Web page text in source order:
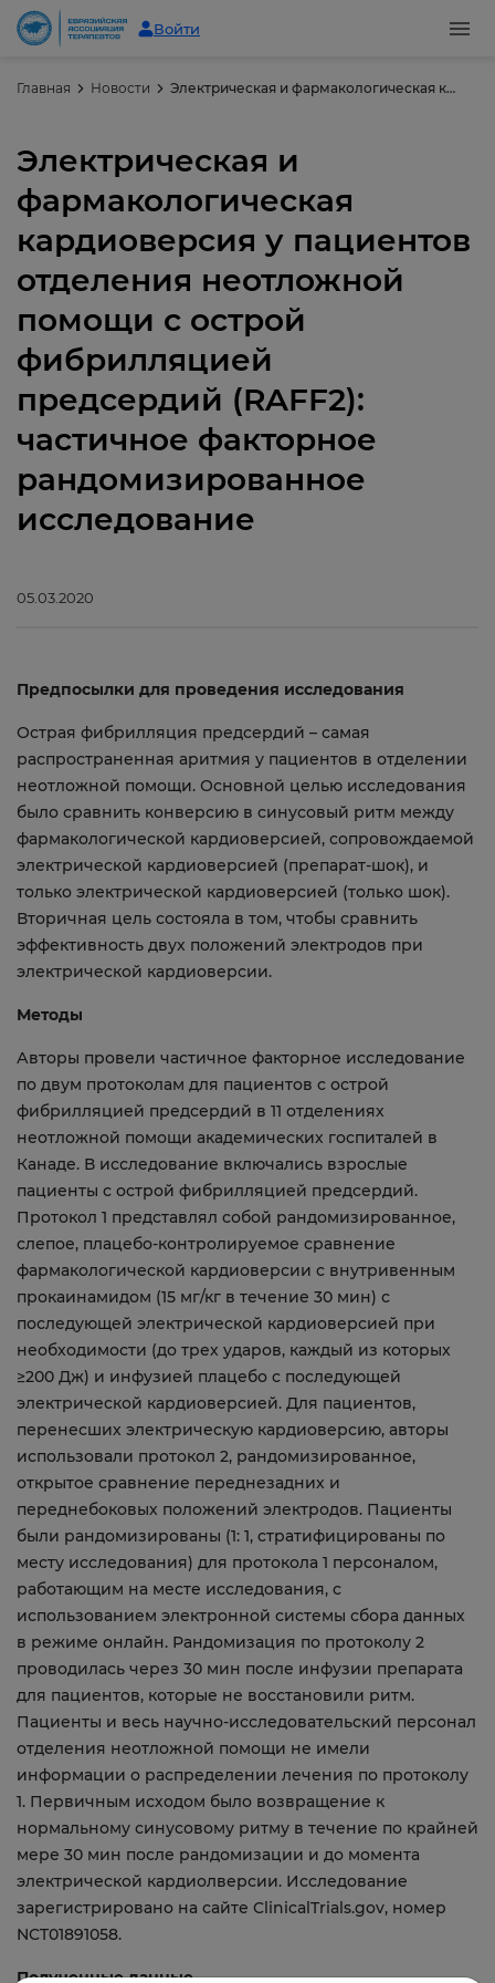
Войти
Главная Новости Электрическая и фармакологическая кардиоверсия у пациентов отделения неотложной помощи с острой фибрилляцией предсердий (RAFF2): частичное факторное рандомизированное исследование
Электрическая и
фармакологическая
кардиоверсия у пациентов
отделения неотложной
помощи с острой
фибрилляцией
предсердий (RAFF2):
частичное факторное
рандомизированное
исследование
05.03.2020
Предпосылки для проведения исследования
Острая фибрилляция предсердий – самая
распространенная аритмия у пациентов в отделении
неотложной помощи. Основной целью исследования
было сравнить конверсию в синусовый ритм между
фармакологической кардиоверсией, сопровождаемой
электрической кардиоверсией (препарат-шок), и
только электрической кардиоверсией (только шок).
Вторичная цель состояла в том, чтобы сравнить
эффективность двух положений электродов при
электрической кардиоверсии.
Методы
Авторы провели частичное факторное исследование
по двум протоколам для пациентов с острой
фибрилляцией предсердий в 11 отделениях
неотложной помощи академических госпиталей в
Канаде. В исследование включались взрослые
пациенты с острой фибрилляцией предсердий.
Протокол 1 представлял собой рандомизированное,
слепое, плацебо-контролируемое сравнение
фармакологической кардиоверсии с внутривенным
прокаинамидом (15 мг/кг в течение 30 мин) с
последующей электрической кардиоверсией при
необходимости (до трех ударов, каждый из которых
≥200 Дж) и инфузией плацебо с последующей
электрической кардиоверсией. Для пациентов,
перенесших электрическую кардиоверсию, авторы
использовали протокол 2, рандомизированное,
открытое сравнение переднезадних и
переднебоковых положений электродов. Пациенты
были рандомизированы (1: 1, стратифицированы по
месту исследования) для протокола 1 персоналом,
работающим на месте исследования, с
использованием электронной системы сбора данных
в режиме онлайн. Рандомизация по протоколу 2
проводилась через 30 мин после инфузии препарата
для пациентов, которые не восстановили ритм.
Пациенты и весь научно-исследовательский персонал
отделения неотложной помощи не имели
информации о распределении лечения по протоколу
1. Первичным исходом было возвращение к
нормальному синусовому ритму в течение по крайней
мере 30 мин после рандомизации и до момента
электрической кардиолверсии. Исследование
зарегистрировано на сайте ClinicalTrials.gov, номер
NCT01891058.
Полученные данные